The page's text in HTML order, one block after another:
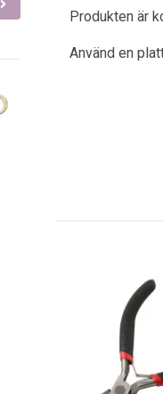
Produkten är
Använd en